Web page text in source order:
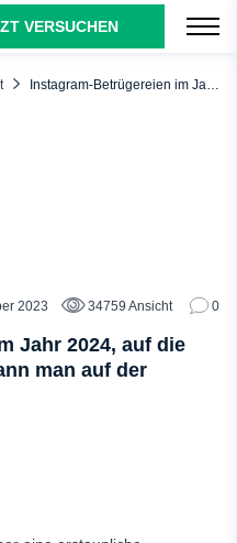
VERSUCHEN
Instagram-Betrügereien im Jahr 2024, auf die Sie achten sollten: Wie kann man auf der sicheren Seite bleiben?
2023 34759 Ansicht 0
Jahr 2024, auf die
man auf der
Instagram-Konto betrogen
Betrug